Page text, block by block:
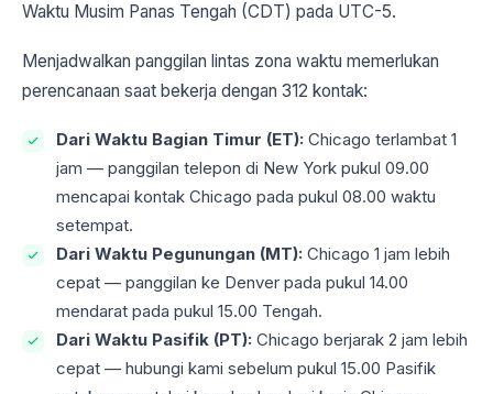
Waktu Musim Panas Tengah (CDT) pada UTC-5.
Menjadwalkan panggilan lintas zona waktu memerlukan
perencanaan saat bekerja dengan 312 kontak:
Dari Waktu Bagian Timur (ET): Chicago terlambat 1
jam — panggilan telepon di New York pukul 09.00
mencapai kontak Chicago pada pukul 08.00 waktu
setempat.
Dari Waktu Pegunungan (MT): Chicago 1 jam lebih
cepat — panggilan ke Denver pada pukul 14.00
mendarat pada pukul 15.00 Tengah.
Dari Waktu Pasifik (PT): Chicago berjarak 2 jam lebih
cepat — hubungi kami sebelum pukul 15.00 Pasifik